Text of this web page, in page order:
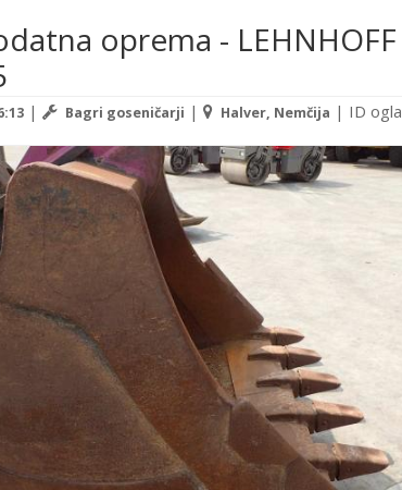
oprema -
| Bagri goseničarji | Halver, Nemčija | ID